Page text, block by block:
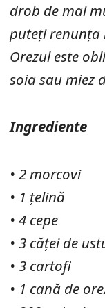
drob de mai
puteți renunța
Orezul este
soia sau miez
Ingrediente
• 2 morcovi
• 1 țelină
• 4 cepe
• 3 căței de
• 3 cartofi
• 1 cană de